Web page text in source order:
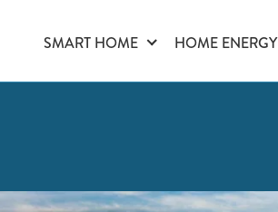
SMART HOME HOME ENERGY